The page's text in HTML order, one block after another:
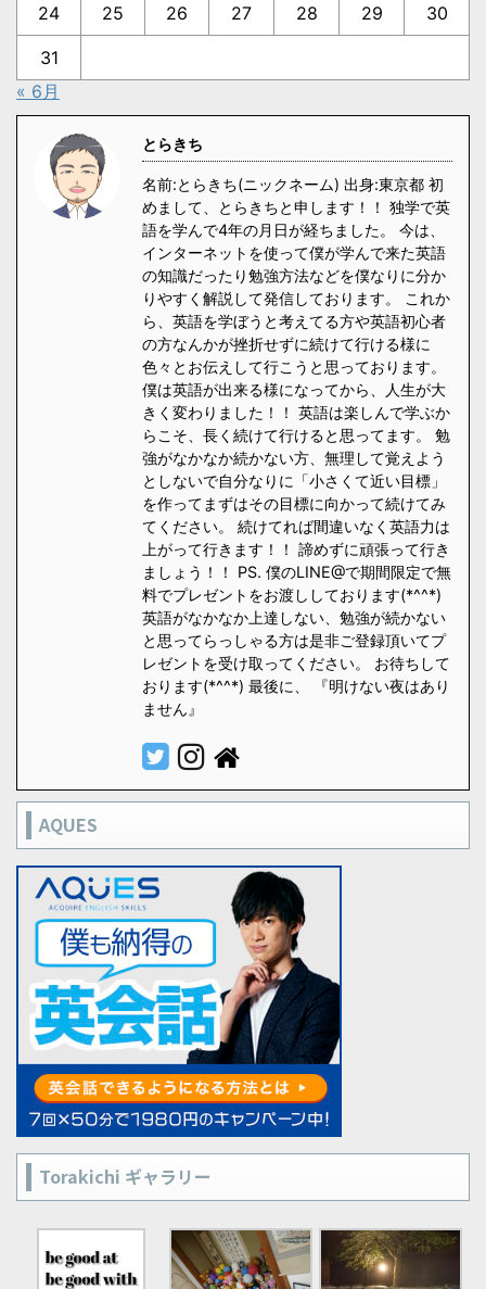
24 25 26 27 28 29 30
31
« 6月
とらきち
名前:とらきち(ニックネーム) 出身:東京都 初
めまして、とらきちと申します！！ 独学で英
語を学んで4年の月日が経ちました。 今は、
インターネットを使って僕が学んで来た英語
の知識だったり勉強方法などを僕なりに分か
りやすく解説して発信しております。 これか
ら、英語を学ぼうと考えてる方や英語初心者
の方なんかが挫折せずに続けて行ける様に
色々とお伝えして行こうと思っております。
僕は英語が出来る様になってから、人生が大
きく変わりました！！ 英語は楽しんで学ぶか
らこそ、長く続けて行けると思ってます。 勉
強がなかなか続かない方、無理して覚えよう
としないで自分なりに「小さくて近い目標」
を作ってまずはその目標に向かって続けてみ
てください。 続けてれば間違いなく英語力は
上がって行きます！！ 諦めずに頑張って行き
ましょう！！ PS. 僕のLINE@で期間限定で無
料でプレゼントをお渡ししております(*^^*)
英語がなかなか上達しない、勉強が続かない
と思ってらっしゃる方は是非ご登録頂いてプ
レゼントを受け取ってください。 お待ちして
おります(*^^*) 最後に、 『明けない夜はあり
ません』
AQUES
Torakichi ギャラリー